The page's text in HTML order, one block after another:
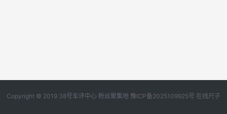
Copyright © 2019 38号车评中心 粉丝聚集地 豫ICP备2025109925号 在线尺子